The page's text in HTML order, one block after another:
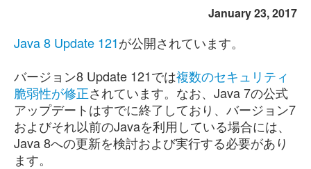
January 23, 2017
Java 8 Update 121が公開されています。
バージョン8 Update 121では複数のセキュリティ
脆弱性が修正されています。なお、Java 7の公式
アップデートはすでに終了しており、バージョン7
およびそれ以前のJavaを利用している場合には、
Java 8への更新を検討および実行する必要があり
ます。